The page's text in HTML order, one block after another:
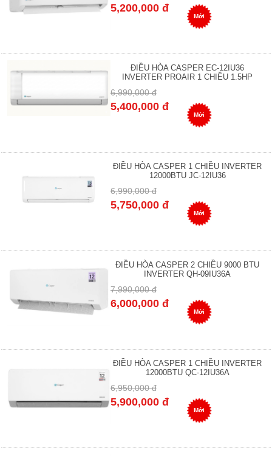
5,200,000 đ
Mới
ĐIỀU HÒA CASPER EC-12IU36
INVERTER PROAIR 1 CHIỀU 1.5HP
6,990,000 đ
5,400,000 đ
Mới
ĐIỀU HÒA CASPER 1 CHIỀU INVERTER
12000BTU JC-12IU36
6,990,000 đ
5,750,000 đ
Mới
ĐIỀU HÒA CASPER 2 CHIỀU 9000 BTU
INVERTER QH-09IU36A
7,990,000 đ
6,000,000 đ
Mới
ĐIỀU HÒA CASPER 1 CHIỀU INVERTER
12000BTU QC-12IU36A
6,950,000 đ
5,900,000 đ
Mới